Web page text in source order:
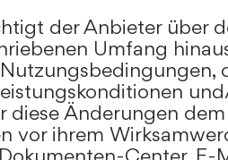
der Anbieter über
Umfang
diese Änderungen
vor ihrem
Center, E-